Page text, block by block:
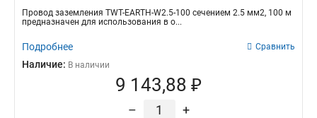
Провод заземления TWT-EARTH-W2.5-100 сечением 2.5 мм2, 100 м
предназначен для использования в о...
Подробнее Сравнить
Наличие: В наличии
9 143,88 ₽
– +